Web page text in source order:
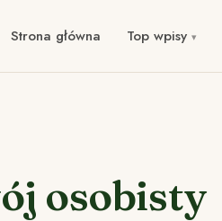
Strona główna Top wpisy
osobisty